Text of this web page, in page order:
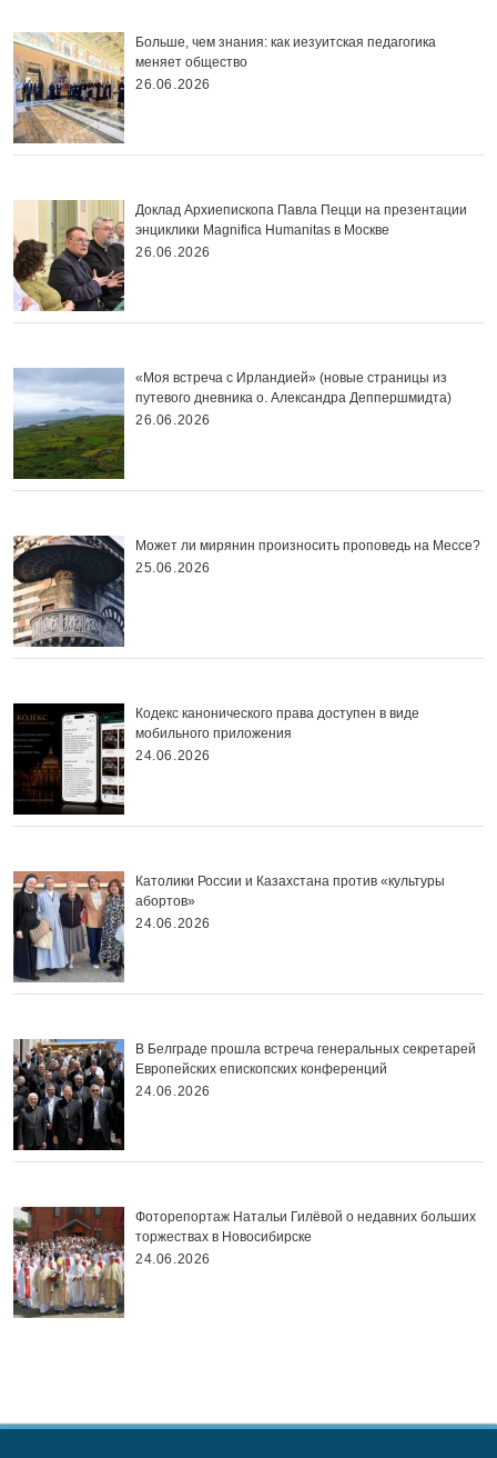
Больше, чем знания: как иезуитская педагогика
меняет общество
26.06.2026
Доклад Архиепископа Павла Пецци на презентации
энциклики Magnifica Нumanitas в Москве
26.06.2026
«Моя встреча с Ирландией» (новые страницы из
путевого дневника о. Александра Деппершмидта)
26.06.2026
Может ли мирянин произносить проповедь на Мессе?
25.06.2026
Кодекс канонического права доступен в виде
мобильного приложения
24.06.2026
Католики России и Казахстана против «культуры
абортов»
24.06.2026
В Белграде прошла встреча генеральных секретарей
Европейских епископских конференций
24.06.2026
Фоторепортаж Натальи Гилёвой о недавних больших
торжествах в Новосибирске
24.06.2026